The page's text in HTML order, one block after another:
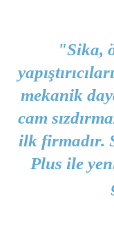
"Sika,
mekanik
cam
ilk firmadır.
Plus ile